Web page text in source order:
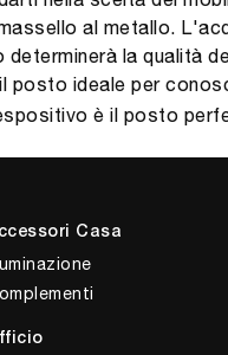
al metallo.
la qualità
posto ideale per
è il posto
Casa